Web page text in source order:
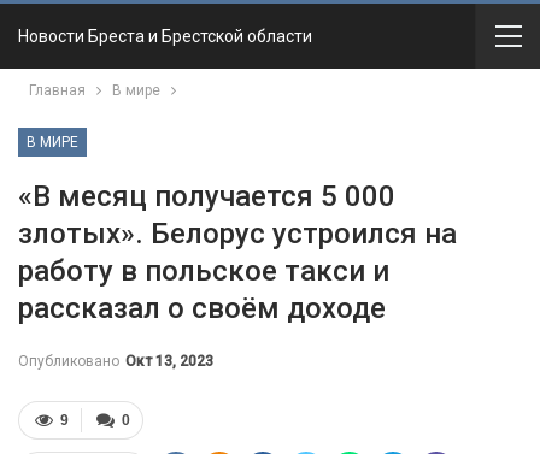
Новости Бреста и Брестской области
Главная В мире
В МИРЕ
«В месяц получается 5 000
злотых». Белорус устроился на
работу в польское такси и
рассказал о своём доходе
Опубликовано Окт 13, 2023
0
9